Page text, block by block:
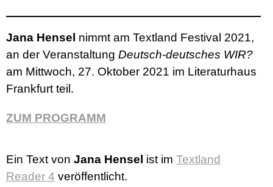
Jana Hensel nimmt am Textland Festival 2021,
an der Veranstaltung Deutsch-deutsches WIR?
am Mittwoch, 27. Oktober 2021 im Literaturhaus
Frankfurt teil.
ZUM PROGRAMM
Ein Text von Jana Hensel ist im Textland
Reader 4 veröffentlicht.